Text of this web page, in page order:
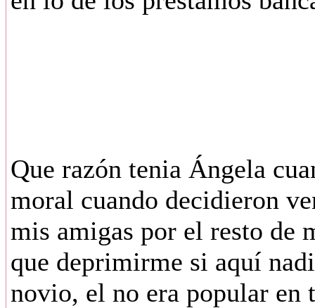
Que razón tenia Ángela
moral cuando decidieron
mis amigas por el resto de
que deprimirme si aquí
novio, el no era popular en